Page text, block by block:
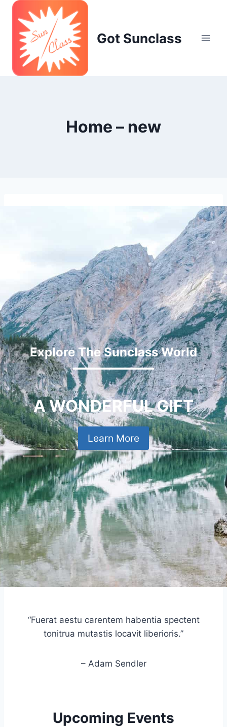
Skip
content
Got Sunclass
Home – new
Explore The Sunclass World
A WONDERFUL GIFT
Learn More
“Fuerat aestu carentem habentia spectent
tonitrua mutastis locavit liberioris.”
– Adam Sendler
Upcoming Events